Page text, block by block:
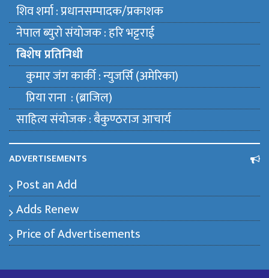
शिव शर्मा : प्रधानसम्पादक/प्रकाशक
नेपाल ब्युराे संयाेजक : हरि भट्टराई
बिशेष प्रतिनिधी
कुमार जंग कार्की : न्युजर्सि (अमेरिका)
प्रिया राना : (ब्राजिल)
साहित्य संयाेजक : बैकुण्ठराज आचार्य
ADVERTISEMENTS
Post an Add
Adds Renew
Price of Advertisements